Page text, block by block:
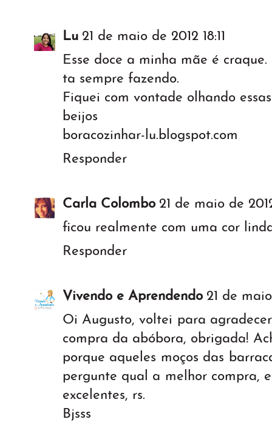
Lu 21 de maio de 2012 18:11
Esse doce a minha mãe é craque.
ta sempre fazendo.
Fiquei com vontade olhando
beijos
boracozinhar-lu.blogspot.com
Responder
Carla Colombo 21 de maio de
ficou realmente com uma cor
Responder
Vivendo e Aprendendo 21 de
Oi Augusto, voltei para
compra da abóbora, obrigada!
porque aqueles moços das
pergunte qual a melhor compra,
excelentes, rs.
Bjsss